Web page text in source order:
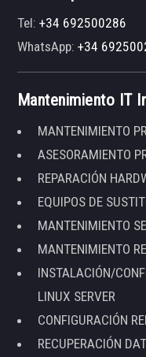
Tel:+34 692500286
WhatsApp:+34
Mantenimiento IT
MANTENIMIENTO
ASESORAMIENTO
REPARACIÓN
EQUIPOS DE
MANTENIMIENTO
MANTENIMIENTO
INSTALACIÓN/
LINUX SERVER
CONFIGURACIÓN
RECUPERACIÓN